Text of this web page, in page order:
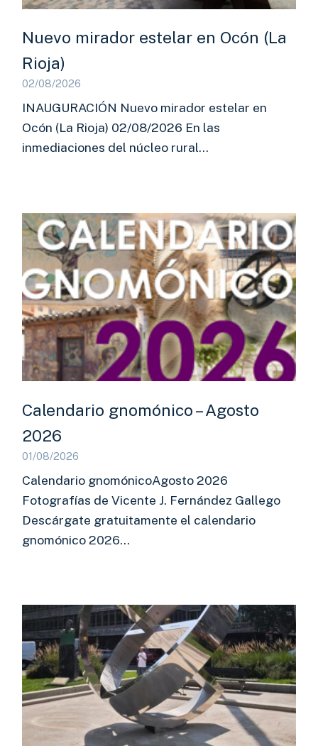
Nuevo mirador estelar en Ocón (La
Rioja)
02/08/2026
INAUGURACIÓN Nuevo mirador estelar en
Ocón (La Rioja) 02/08/2026 En las
inmediaciones del núcleo rural…
Calendario gnomónico – Agosto
2026
01/08/2026
Calendario gnomónicoAgosto 2026
Fotografías de Vicente J. Fernández Gallego
Descárgate gratuitamente el calendario
gnomónico 2026…